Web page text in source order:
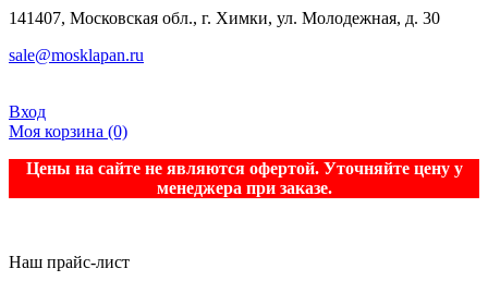
141407, Московская обл., г. Химки, ул. Молодежная, д. 30
sale@mosklapan.ru
Вход
Моя корзина (0)
Цены на сайте не являются офертой. Уточняйте цену у
менеджера при заказе.
Наш прайс-лист